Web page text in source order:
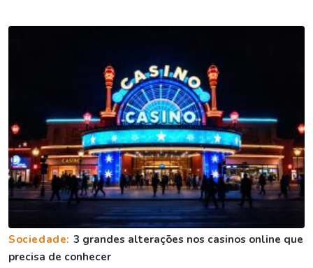
Sociedade: 3 grandes alterações nos casinos online que
precisa de conhecer